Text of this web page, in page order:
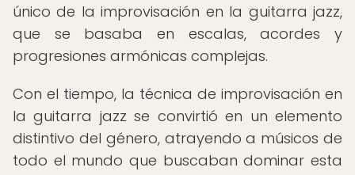
único de la improvisación en la guitarra jazz,
que se basaba en escalas, acordes y
progresiones armónicas complejas.
Con el tiempo, la técnica de improvisación en
la guitarra jazz se convirtió en un elemento
distintivo del género, atrayendo a músicos de
todo el mundo que buscaban dominar esta